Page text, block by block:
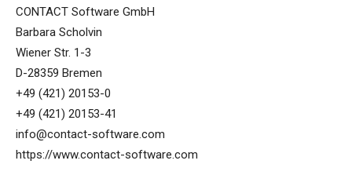
CONTACT Software GmbH
Barbara Scholvin
Wiener Str. 1-3
D-28359 Bremen
+49 (421) 20153-0
+49 (421) 20153-41
info@contact-software.com
https://www.contact-software.com